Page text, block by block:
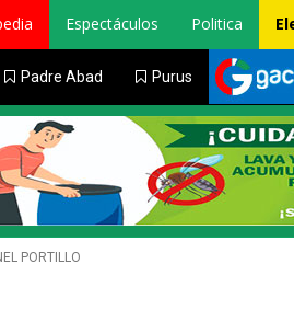
Espectáculos Politica
Padre Abad Purus
PORTILLO